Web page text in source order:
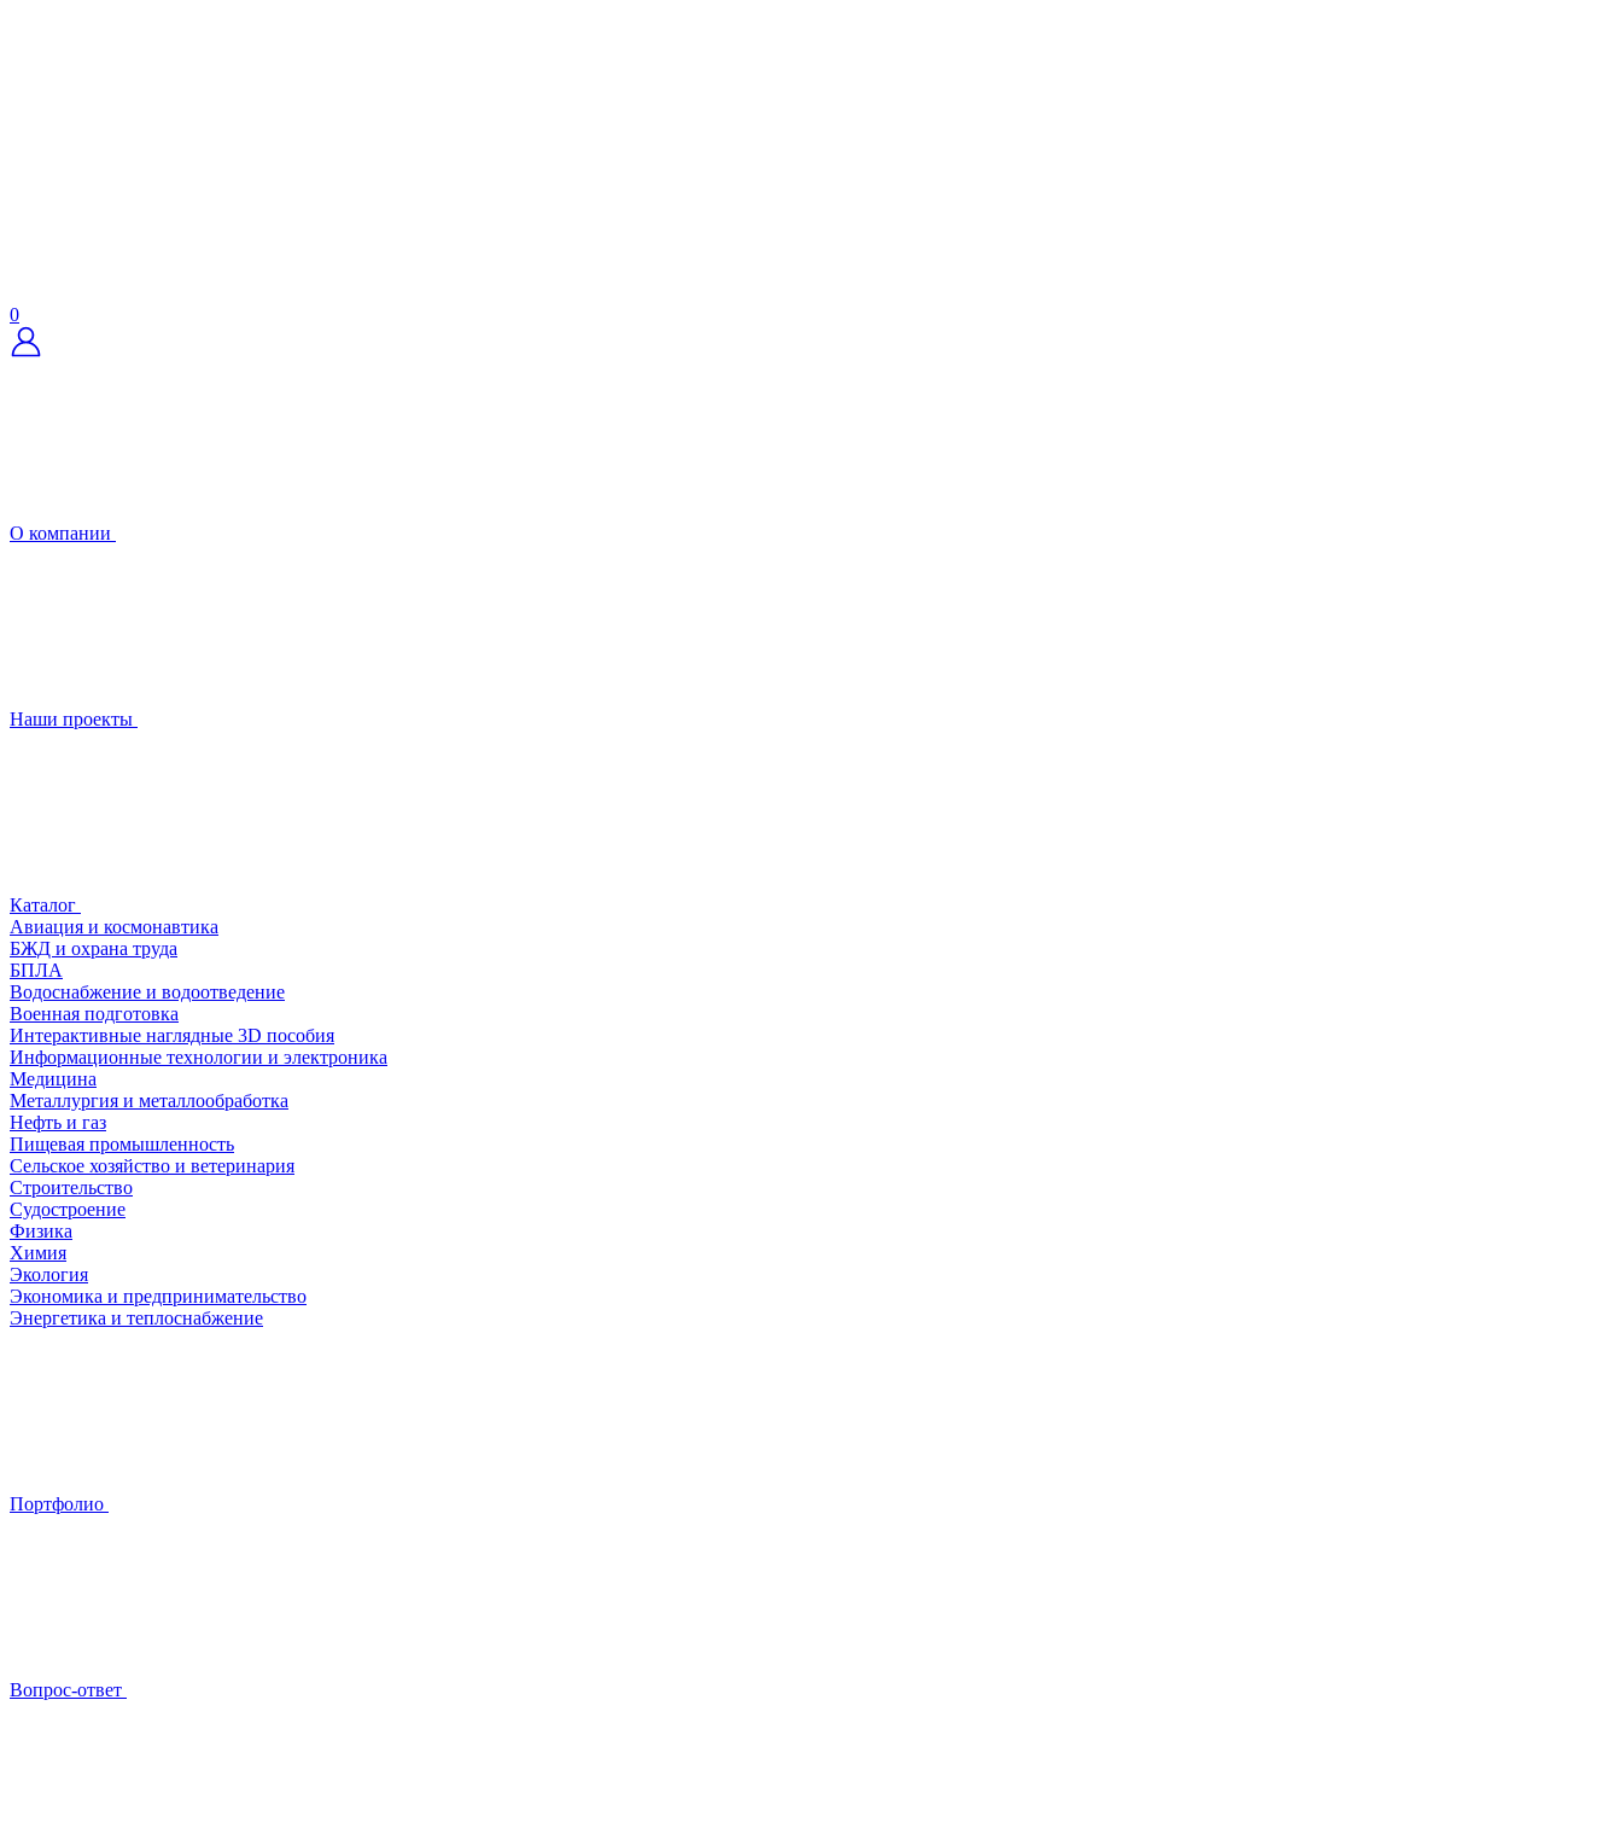
0
О компании
Наши проекты
Каталог
Авиация и космонавтика
БЖД и охрана труда
БПЛА
Водоснабжение и водоотведение
Военная подготовка
Интерактивные наглядные 3D пособия
Информационные технологии и электроника
Медицина
Металлургия и металлообработка
Нефть и газ
Пищевая промышленность
Сельское хозяйство и ветеринария
Строительство
Судостроение
Физика
Химия
Экология
Экономика и предпринимательство
Энергетика и теплоснабжение
Портфолио
Вопрос-ответ